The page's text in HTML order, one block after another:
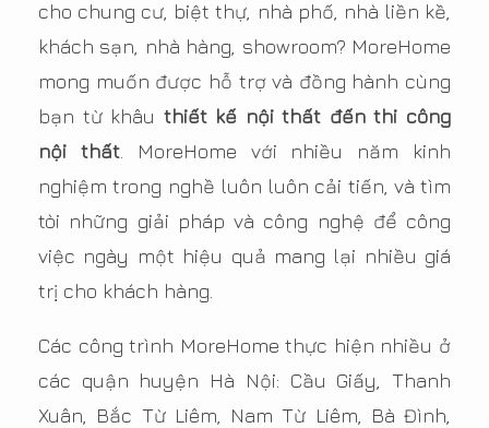
cho chung cư, biệt thự, nhà phố, nhà liền kề,
khách sạn, nhà hàng, showroom? MoreHome
mong muốn được hỗ trợ và đồng hành cùng
bạn từ khâu thiết kế nội thất đến thi công
nội thất. MoreHome với nhiều năm kinh
nghiệm trong nghề luôn luôn cải tiến, và tìm
tòi những giải pháp và công nghệ để công
việc ngày một hiệu quả mang lại nhiều giá
trị cho khách hàng.
Các công trình MoreHome thực hiện nhiều ở
các quận huyện Hà Nội: Cầu Giấy, Thanh
Xuân, Bắc Từ Liêm, Nam Từ Liêm, Bà Đình,